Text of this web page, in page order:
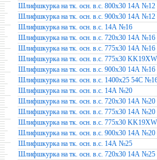
Шлифшкурка на тк. осн. в.с. 800х30 14А
Шлифшкурка на тк. осн. в.с. 900х30 14А
Шлифшкурка на тк. осн. в.с. 14А №16
Шлифшкурка на тк. осн. в.с. 720х30 14А №16
Шлифшкурка на тк. осн. в.с. 775х30 14А
Шлифшкурка на тк. осн. в.с. 775х30
Шлифшкурка на тк. осн. в.с. 900х30 14А
Шлифшкурка на тк. осн. в.с. 1400х25 54С
Шлифшкурка на тк. осн. в.с. 14А №20
Шлифшкурка на тк. осн. в.с. 720х30 14А №20
Шлифшкурка на тк. осн. в.с. 775х30 14А
Шлифшкурка на тк. осн. в.с. 775х30
Шлифшкурка на тк. осн. в.с. 900х30 14А
Шлифшкурка на тк. осн. в.с. 14А №25
Шлифшкурка на тк. осн. в.с. 720х30 14А №25